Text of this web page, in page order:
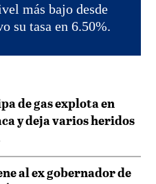
más bajo desde
su tasa en 6.50%.
de gas explota en
y deja varios heridos
al ex gobernador de